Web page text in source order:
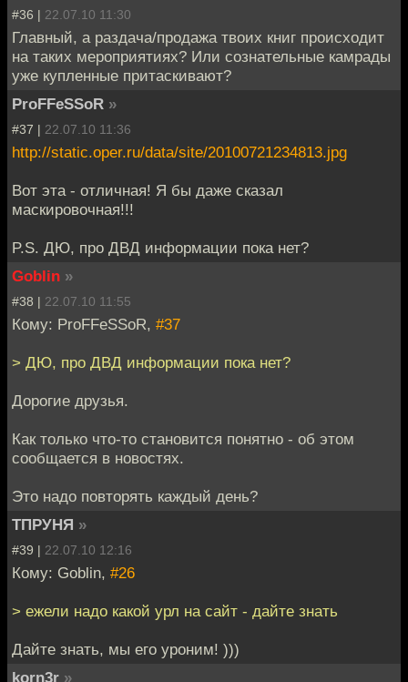
#36 | 22.07.10 11:30
Главный, а раздача/продажа твоих книг происходит
на таких мероприятиях? Или сознательные камрады
уже купленные притаскивают?
ProFFeSSoR »
#37 | 22.07.10 11:36
http://static.oper.ru/data/site/20100721234813.jpg
Вот эта - отличная! Я бы даже сказал
маскировочная!!!
P.S. ДЮ, про ДВД информации пока нет?
Goblin »
#38 | 22.07.10 11:55
Кому: ProFFeSSoR, #37
> ДЮ, про ДВД информации пока нет?
Дорогие друзья.
Как только что-то становится понятно - об этом
сообщается в новостях.
Это надо повторять каждый день?
ТПРУНЯ »
#39 | 22.07.10 12:16
Кому: Goblin, #26
> ежели надо какой урл на сайт - дайте знать
Дайте знать, мы его уроним! )))
korn3r »